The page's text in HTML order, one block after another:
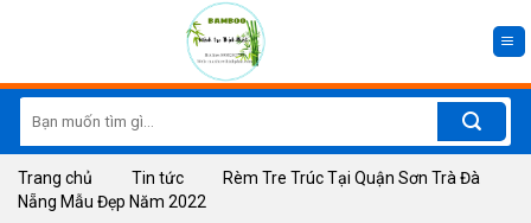
for:
Trang chủ Tin tức
Rèm Tre Trúc Tại Quận Sơn Trà Đà
Nẵng Mẫu Đẹp Năm 2022